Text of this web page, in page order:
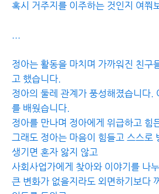
혹시 거주지를 이주하는 것인지 여쭤
...
정아는 활동을 마치며 가까워진 친구
고 했습니다.
정아의 둘레 관계가 풍성해졌습니다.
를 배웠습니다.
정아를 만나며 정아에게 위급하고 힘
그래도 정아는 마음이 힘들고 스스로
생기면 혼자 앓지 않고
사회사업가에게 찾아와 이야기를 나
큰 변화가 없을지라도 외면하기보다